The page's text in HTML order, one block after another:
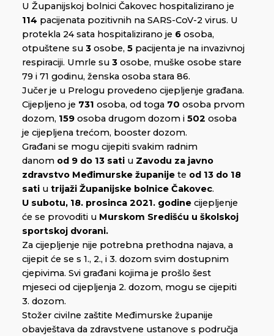
U Županijskoj bolnici Čakovec hospitalizirano je
114 pacijenata pozitivnih na SARS-CoV-2 virus. U
protekla 24 sata hospitalizirano je 6 osoba,
otpuštene su 3 osobe, 5 pacijenta je na invazivnoj
respiraciji. Umrle su 3 osobe, muške osobe stare
79 i 71 godinu, ženska osoba stara 86.
Jučer je u Prelogu provedeno cijepljenje građana.
Cijepljeno je 731 osoba, od toga 70 osoba prvom
dozom, 159 osoba drugom dozom i 502 osoba
je cijepljena trećom, booster dozom.
Građani se mogu cijepiti svakim radnim
danom od 9 do 13 sati u Zavodu za javno
zdravstvo Međimurske županije te od 13 do 18
sati u trijaži Županijske bolnice Čakovec.
U subotu, 18. prosinca 2021. godine cijepljenje
će se provoditi u Murskom Središću u školskoj
sportskoj dvorani.
Za cijepljenje nije potrebna prethodna najava, a
cijepit će se s 1., 2., i 3. dozom svim dostupnim
cjepivima. Svi građani kojima je prošlo šest
mjeseci od cijepljenja 2. dozom, mogu se cijepiti
3. dozom.
Stožer civilne zaštite Međimurske županije
obavještava da zdravstvene ustanove s područja